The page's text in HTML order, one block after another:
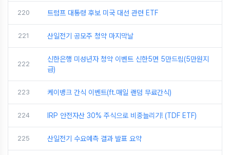
220 트럼프 대통령 후보 미국 대선 관련 ETF
221 산일전기 공모주 청약 마지막날
222
신한은행 미성년자 청약 이벤트 신한5면 5만드림(5만원지
급)
223 케이뱅크 간식 이벤트(ft.매일 랜덤 무료간식)
224 IRP 안전자산 30% 주식으로 비중늘리기! (TDF ETF)
225 산일전기 수요예측 결과 발표 요약